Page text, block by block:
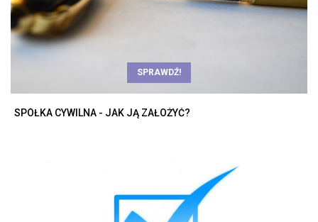
SPRAWDŹ!
SPÓŁKA CYWILNA - JAK JĄ ZAŁOŻYĆ?